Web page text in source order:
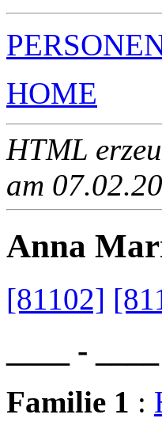
HOME
HTML
am
Anna
[81102]
____ - ____
Familie 1 :